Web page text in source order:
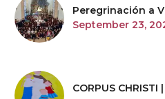
Peregrinación a
September 23,
CORPUS CHRISTI